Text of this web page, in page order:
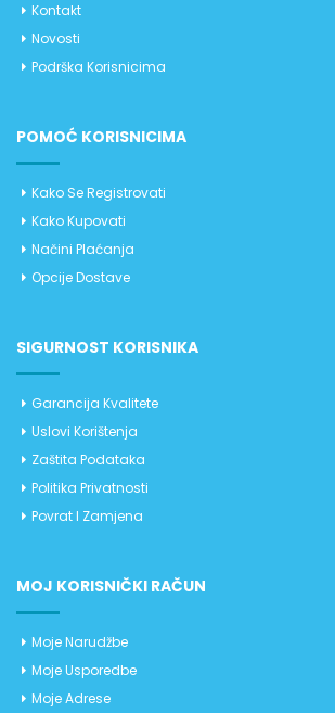
Kontakt
Novosti
Podrška Korisnicima
POMOĆ KORISNICIMA
Kako Se Registrovati
Kako Kupovati
Načini Plaćanja
Opcije Dostave
SIGURNOST KORISNIKA
Garancija Kvalitete
Uslovi Korištenja
Zaštita Podataka
Politika Privatnosti
Povrat I Zamjena
MOJ KORISNIČKI RAČUN
Moje Narudžbe
Moje Usporedbe
Moje Adrese